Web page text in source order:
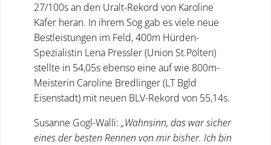
27/100s an den Uralt-Rekord von Karoline
Käfer heran. In ihrem Sog gab es viele neue
Bestleistungen im Feld, 400m Hürden-
Spezialistin Lena Pressler (Union St.Pölten)
stellte in 54,05s ebenso eine auf wie 800m-
Meisterin Caroline Bredlinger (LT Bgld
Eisenstadt) mit neuen BLV-Rekord von 55,14s.
Susanne Gogl-Walli: „Wahnsinn, das war sicher
eines der besten Rennen von mir bisher. Ich bin